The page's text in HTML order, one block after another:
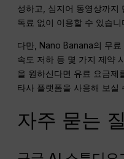
성하고, 심지어 동영상까지
독료 없이 이용할 수 있습니
다만, Nano Banana의 무
속도 저하 등 몇 가지 제약
을 원하신다면 유료 요금제
타사 플랫폼을 사용해 보실
자주 묻는